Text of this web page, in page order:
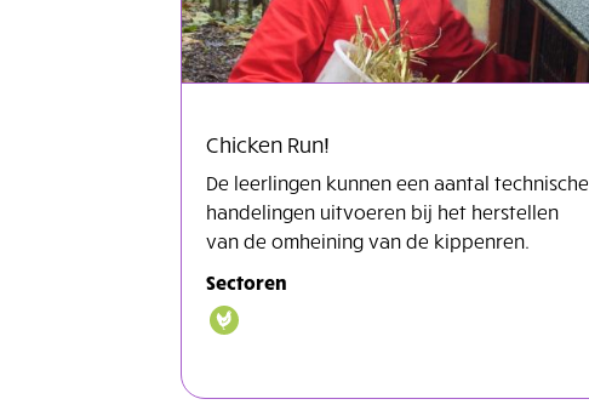
Chicken Run!
De leerlingen kunnen een aantal technische
handelingen uitvoeren bij het herstellen
van de omheining van de kippenren.
Sectoren